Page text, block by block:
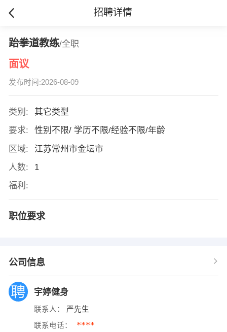
招聘详情
跆拳道教练/全职
面议
发布时间:2026-08-09
类别:
其它类型
要求:
性别不限/ 学历不限/经验不限/年龄
区域:
江苏常州市金坛市
人数:
1
福利:
职位要求
公司信息
宇婷健身
联系人： 严先生
联系电话： ****